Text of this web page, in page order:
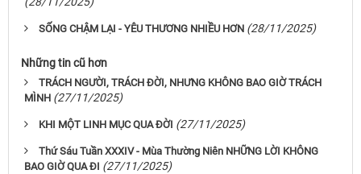
SỐNG CHẬM LẠI - YÊU THƯƠNG NHIỀU HƠN (28/11/2025)
Những tin cũ hơn
TRÁCH NGƯỜI, TRÁCH ĐỜI, NHƯNG KHÔNG BAO GIỜ TRÁCH
MÌNH (27/11/2025)
KHI MỘT LINH MỤC QUA ĐỜI (27/11/2025)
Thứ Sáu Tuần XXXIV - Mùa Thường Niên NHỮNG LỜI KHÔNG
BAO GIỜ QUA ĐI (27/11/2025)